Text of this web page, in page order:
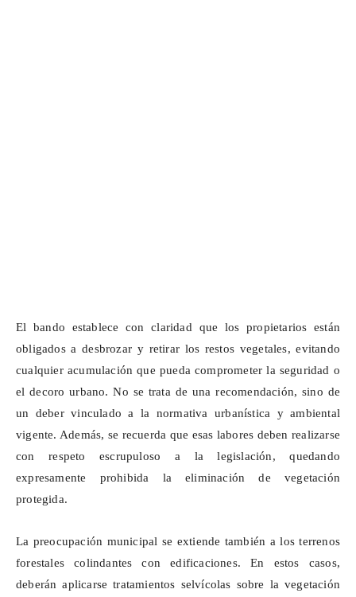
El bando establece con claridad que los propietarios están
obligados a desbrozar y retirar los restos vegetales, evitando
cualquier acumulación que pueda comprometer la seguridad o
el decoro urbano. No se trata de una recomendación, sino de
un deber vinculado a la normativa urbanística y ambiental
vigente. Además, se recuerda que esas labores deben realizarse
con respeto escrupuloso a la legislación, quedando
expresamente prohibida la eliminación de vegetación
protegida.
La preocupación municipal se extiende también a los terrenos
forestales colindantes con edificaciones. En estos casos,
deberán aplicarse tratamientos selvícolas sobre la vegetación